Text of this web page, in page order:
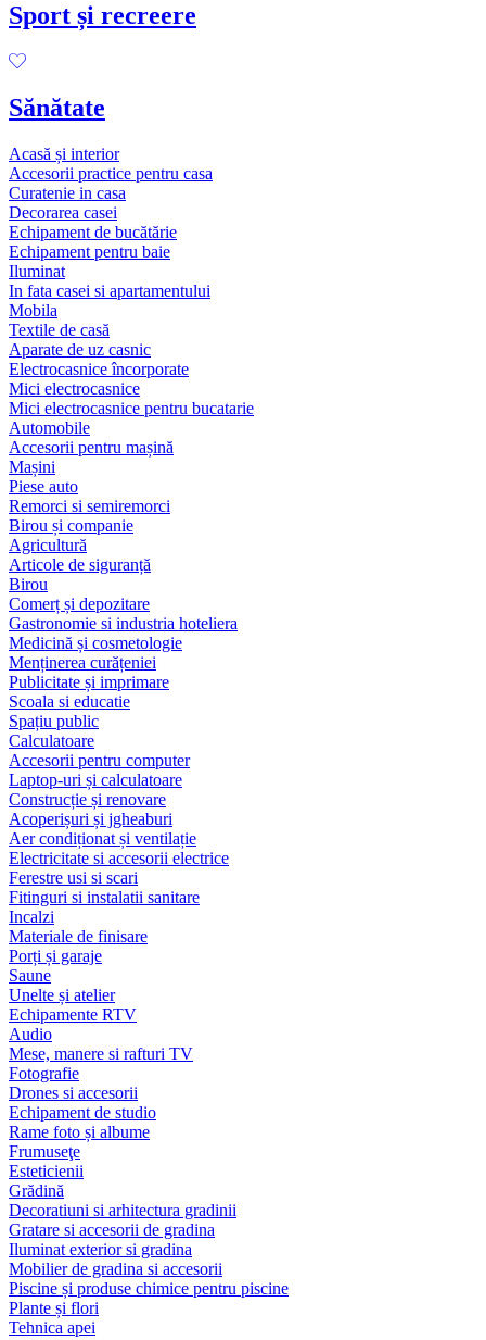
Sport și recreere
Sănătate
Acasă și interior
Accesorii practice pentru casa
Curatenie in casa
Decorarea casei
Echipament de bucătărie
Echipament pentru baie
Iluminat
In fata casei si apartamentului
Mobila
Textile de casă
Aparate de uz casnic
Electrocasnice încorporate
Mici electrocasnice
Mici electrocasnice pentru bucatarie
Automobile
Accesorii pentru mașină
Mașini
Piese auto
Remorci si semiremorci
Birou și companie
Agricultură
Articole de siguranță
Birou
Comerț și depozitare
Gastronomie si industria hoteliera
Medicină și cosmetologie
Menținerea curățeniei
Publicitate și imprimare
Scoala si educatie
Spațiu public
Calculatoare
Accesorii pentru computer
Laptop-uri și calculatoare
Construcție și renovare
Acoperișuri și jgheaburi
Aer condiționat și ventilație
Electricitate si accesorii electrice
Ferestre usi si scari
Fitinguri si instalatii sanitare
Incalzi
Materiale de finisare
Porți și garaje
Saune
Unelte și atelier
Echipamente RTV
Audio
Mese, manere si rafturi TV
Fotografie
Drones si accesorii
Echipament de studio
Rame foto și albume
Frumuseţe
Esteticienii
Grădină
Decoratiuni si arhitectura gradinii
Gratare si accesorii de gradina
Iluminat exterior si gradina
Mobilier de gradina si accesorii
Piscine și produse chimice pentru piscine
Plante și flori
Tehnica apei